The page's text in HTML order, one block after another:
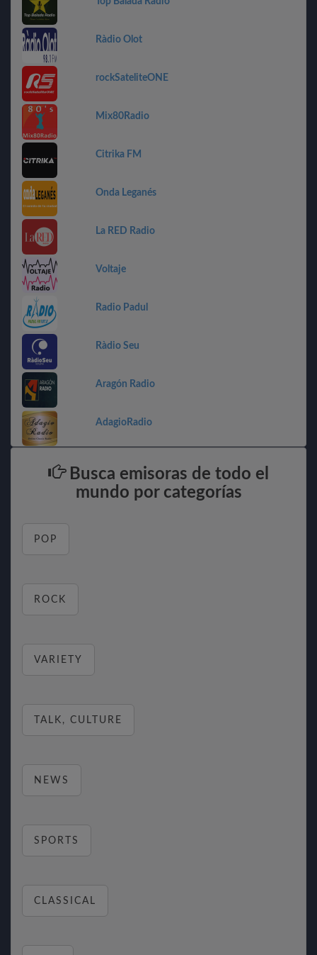
Ràdio Olot
rockSateliteONE
Mix80Radio
Citrika FM
Onda Leganés
La RED Radio
Voltaje
Radio Padul
Ràdio Seu
Aragón Radio
AdagioRadio
Busca emisoras de todo el
mundo por categorías
POP
ROCK
VARIETY
TALK, CULTURE
NEWS
SPORTS
CLASSICAL